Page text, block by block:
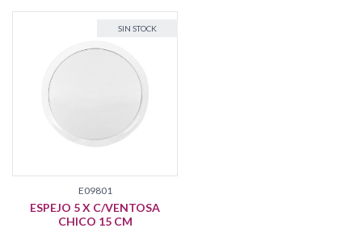
NOVEDAD
SIN STOCK
E09801
ESPEJO 5 X C/VENTOSA
CHICO 15 CM